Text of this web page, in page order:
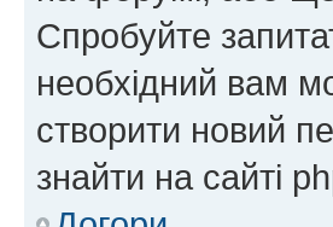
Спробуйте
необхідний вам
створити новий
знайти на сайті